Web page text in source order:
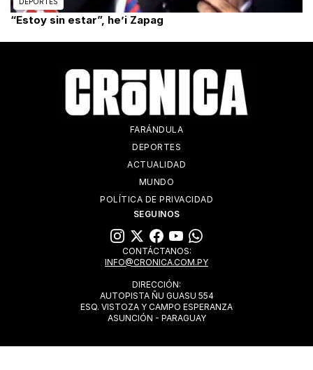
“Estoy sin estar”, he’i Zapag
FARÁNDULA
DEPORTES
ACTUALIDAD
MUNDO
POLÍTICA DE PRIVACIDAD
SEGUINOS
CONTÁCTANOS:
INFO@CRONICA.COM.PY
DIRECCIÓN:
AUTOPISTA ÑU GUASU 554
ESQ. VISTOZA Y CAMPO ESPERANZA
ASUNCIÓN - PARAGUAY